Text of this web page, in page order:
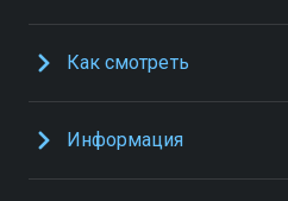
Как смотреть
Информация